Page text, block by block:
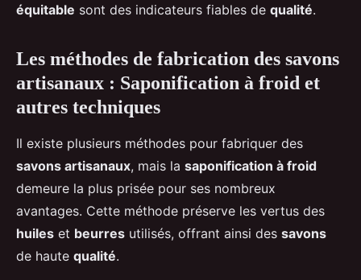
équitable sont des indicateurs fiables de qualité.
Les méthodes de fabrication des savons
artisanaux : Saponification à froid et
autres techniques
Il existe plusieurs méthodes pour fabriquer des
savons artisanaux, mais la saponification à froid
demeure la plus prisée pour ses nombreux
avantages. Cette méthode préserve les vertus des
huiles et beurres utilisés, offrant ainsi des savons
de haute qualité.